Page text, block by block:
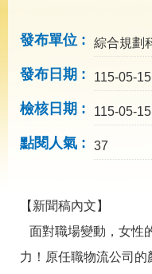
宣
導
專
區
關
用
發布單位 綜合規劃
發布日期 115-05-15
檢核日期 115-05-15
點閱人氣 37
【新聞稿內文】
面對職場變動，女性
力！原任職物流公司